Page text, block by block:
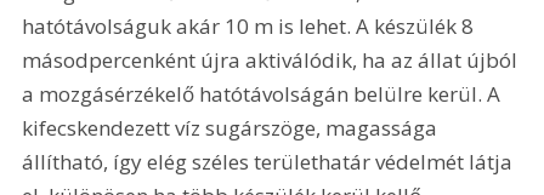
hatótávolságuk akár 10 m is lehet. A készülék 8
másodpercenként újra aktiválódik, ha az állat újból
a mozgásérzékelő hatótávolságán belülre kerül. A
kifecskendezett víz sugárszöge, magassága
állítható, így elég széles területhatár védelmét látja